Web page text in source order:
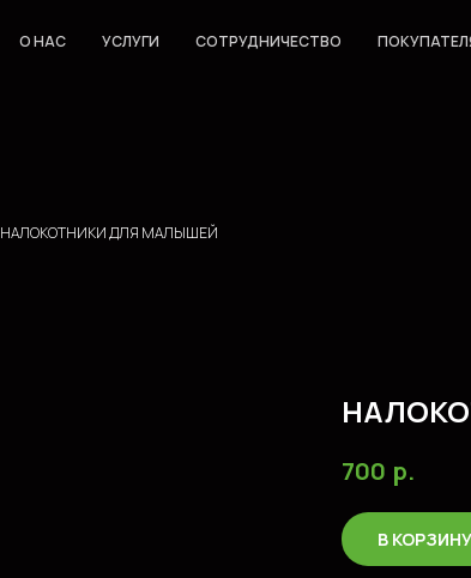
О НАС УСЛУГИ СОТРУДНИЧЕСТВО
НАЛОКОТНИКИ ДЛЯ МАЛЫШЕЙ
700 р.
В КОРЗИНУ